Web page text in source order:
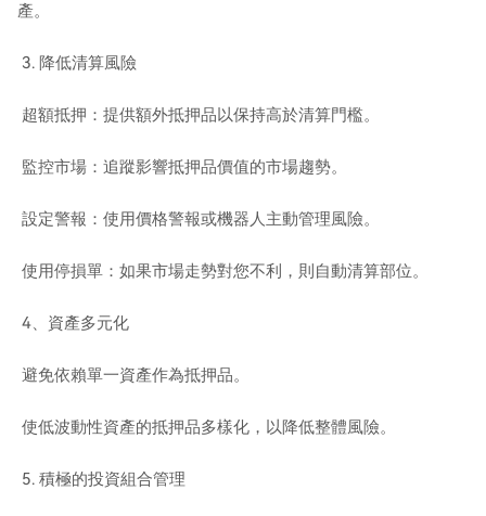
產。
3. 降低清算風險
超額抵押：提供額外抵押品以保持高於清算門檻。
監控市場：追蹤影響抵押品價值的市場趨勢。
設定警報：使用價格警報或機器人主動管理風險。
使用停損單：如果市場走勢對您不利，則自動清算部位。
4、資產多元化
避免依賴單一資產作為抵押品。
使低波動性資產的抵押品多樣化，以降低整體風險。
5. 積極的投資組合管理